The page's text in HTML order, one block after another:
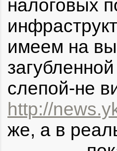
налоговых
имеем на
слепой-не
http://
же, а в